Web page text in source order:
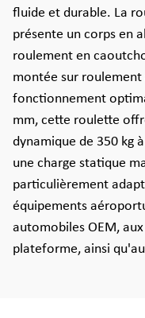
fluide et durable. La
présente un corps en
roulement en
montée sur
fonctionnement
mm, cette roulette
dynamique de 350 kg
une charge statique
particulièrement
équipements
automobiles OEM,
plateforme, ainsi